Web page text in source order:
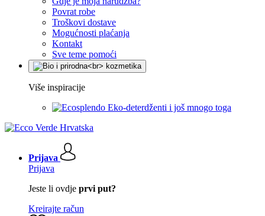
Povrat robe
Troškovi dostave
Mogućnosti plaćanja
Kontakt
Sve teme pomoći
Više inspiracije
Eko-deterdženti i još mnogo toga
Prijava
Prijava
Jeste li ovdje prvi put?
Kreirajte račun